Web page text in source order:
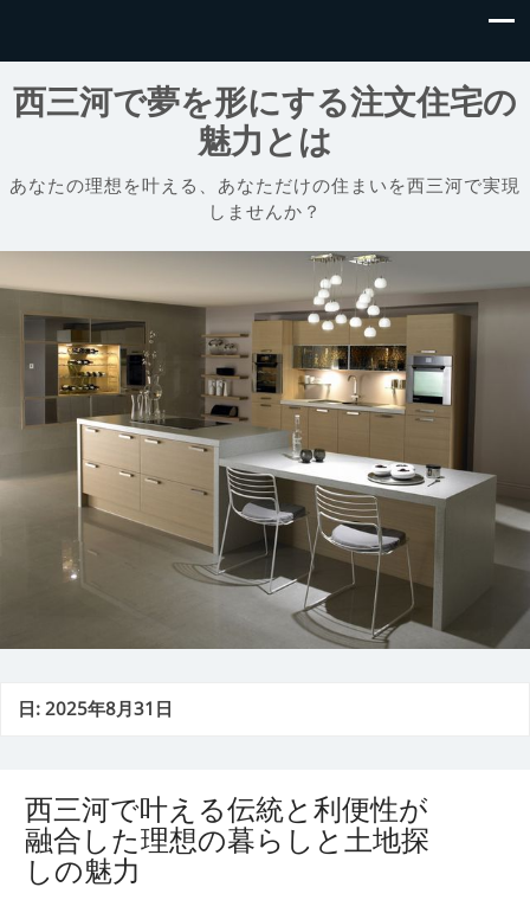
西三河で夢を形にする注文住宅の
魅力とは
あなたの理想を叶える、あなただけの住まいを西三河で実現
しませんか？
日:2025年8月31日
西三河で叶える伝統と利便性が
融合した理想の暮らしと土地探
しの魅力